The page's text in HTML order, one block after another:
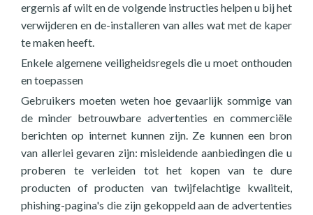
ergernis af wilt en de volgende instructies helpen u bij het
verwijderen en de-installeren van alles wat met de kaper
te maken heeft.
Enkele algemene veiligheidsregels die u moet onthouden
en toepassen
Gebruikers moeten weten hoe gevaarlijk sommige van
de minder betrouwbare advertenties en commerciële
berichten op internet kunnen zijn. Ze kunnen een bron
van allerlei gevaren zijn: misleidende aanbiedingen die u
proberen te verleiden tot het kopen van te dure
producten of producten van twijfelachtige kwaliteit,
phishing-pagina's die zijn gekoppeld aan de advertenties